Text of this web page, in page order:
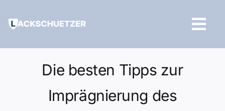
Inhalt
Die besten Tipps zur
Imprägnierung des